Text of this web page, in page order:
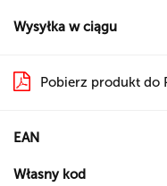
Wysyłka w ciągu
Pobierz produkt do
EAN
Własny kod